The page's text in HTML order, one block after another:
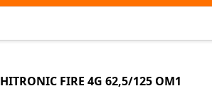
HITRONIC FIRE 4G 62,5/125 OM1